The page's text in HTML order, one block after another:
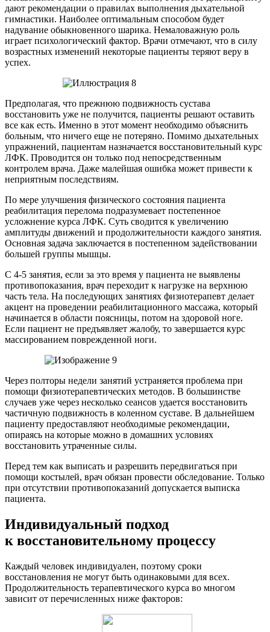
дают рекомендации о правилах выполнения дыхательной
гимнастики. Наиболее оптимальным способом будет
надувание обыкновенного шарика. Немаловажную роль
играет психологический фактор. Врачи отмечают, что в силу
возрастных изменений некоторые пациенты теряют веру в
успех.
Предполагая, что прежнюю подвижность сустава
восстановить уже не получится, пациенты решают оставить
все как есть. Именно в этот момент необходимо объяснить
больным, что ничего еще не потеряно. Помимо дыхательных
упражнений, пациентам назначается восстановительный курс
ЛФК. Проводится он только под непосредственным
контролем врача. Даже малейшая ошибка может привести к
неприятным последствиям.
По мере улучшения физического состояния пациента
реабилитация перелома подразумевает постепенное
усложнение курса ЛФК. Суть сводится к увеличению
амплитуды движений и продолжительности каждого занятия.
Основная задача заключается в постепенном задействовании
большей группы мышцы.
С 4-5 занятия, если за это время у пациента не выявлены
противопоказания, врач переходит к нагрузке на верхнюю
часть тела. На последующих занятиях физиотерапевт делает
акцент на проведении реабилитационного массажа, который
начинается в области поясницы, потом на здоровой ноге.
Если пациент не предъявляет жалобу, то завершается курс
массированием поврежденной ноги.
Через полторы недели занятий устраняется проблема при
помощи физиотерапевтических методов. В большинстве
случаев уже через несколько сеансов удается восстановить
частичную подвижность в коленном суставе. В дальнейшем
пациенту предоставляют необходимые рекомендации,
опираясь на которые можно в домашних условиях
восстановить утраченные силы.
Перед тем как выписать и разрешить передвигаться при
помощи костылей, врач обязан провести обследование. Только
при отсутствии противопоказаний допускается выписка
пациента.
Индивидуальный подход
к восстановительному процессу
Каждый человек индивидуален, поэтому сроки
восстановления не могут быть одинаковыми для всех.
Продолжительность терапевтического курса во многом
зависит от перечисленных ниже факторов: